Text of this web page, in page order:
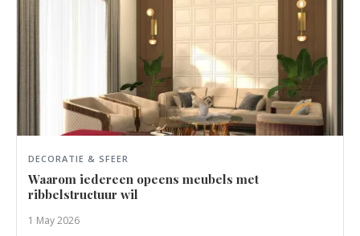
DECORATIE & SFEER
Waarom iedereen opeens meubels met
ribbelstructuur wil
1 May 2026